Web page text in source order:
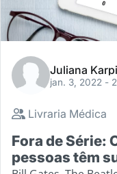
Juliana
jan. 3, 2022 -
Livraria Médica
Fora de Série:
pessoas têm